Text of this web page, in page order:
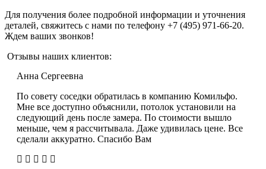
Для получения более подробной информации и уточнения
деталей, свяжитесь с нами по телефону +7 (495) 971-66-20.
Ждем ваших звонков!
Отзывы наших клиентов:
Анна Сергеевна
По совету соседки обратилась в компанию Комильфо.
Мне все доступно объяснили, потолок установили на
следующий день после замера. По стоимости вышло
меньше, чем я рассчитывала. Даже удивилась цене. Все
сделали аккуратно. Спасибо Вам